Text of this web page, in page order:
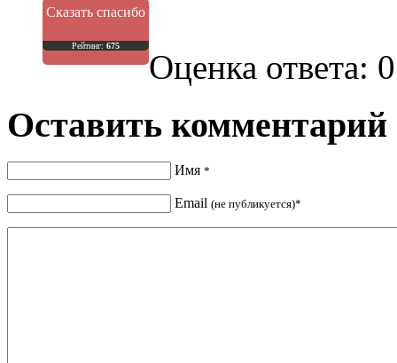
Сказать спасибо
Рейтинг: 675
Оценка ответа:
Оставить комментарий
Имя *
Email (не публикуется)*